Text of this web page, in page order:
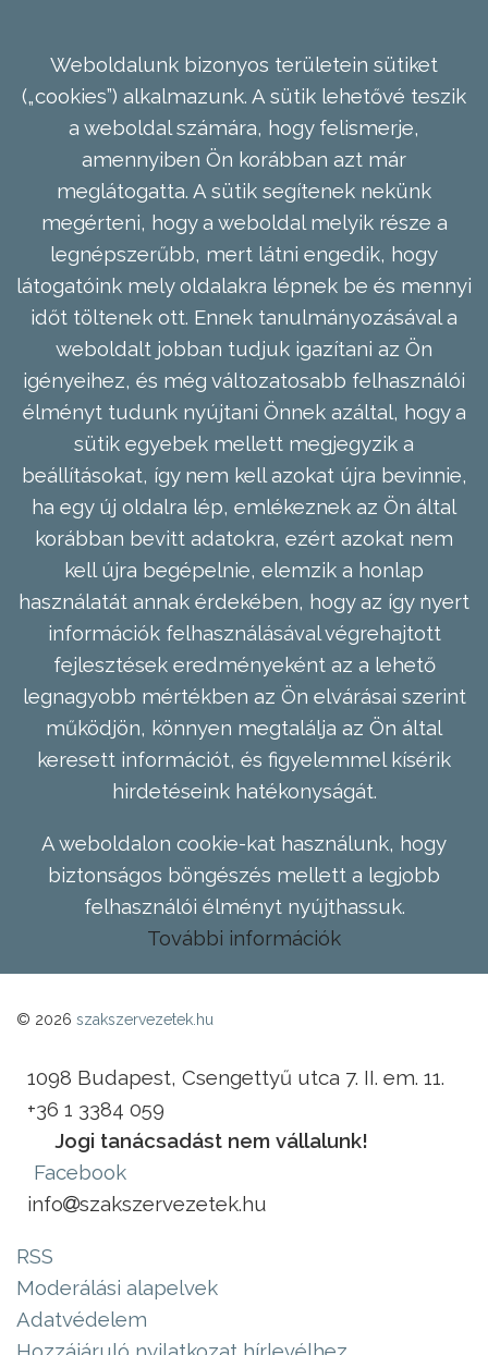
Weboldalunk bizonyos területein sütiket
(„cookies”) alkalmazunk. A sütik lehetővé teszik
a weboldal számára, hogy felismerje,
amennyiben Ön korábban azt már
meglátogatta. A sütik segítenek nekünk
megérteni, hogy a weboldal melyik része a
legnépszerűbb, mert látni engedik, hogy
látogatóink mely oldalakra lépnek be és mennyi
időt töltenek ott. Ennek tanulmányozásával a
weboldalt jobban tudjuk igazítani az Ön
igényeihez, és még változatosabb felhasználói
élményt tudunk nyújtani Önnek azáltal, hogy a
sütik egyebek mellett megjegyzik a
beállításokat, így nem kell azokat újra bevinnie,
ha egy új oldalra lép, emlékeznek az Ön által
korábban bevitt adatokra, ezért azokat nem
kell újra begépelnie, elemzik a honlap
használatát annak érdekében, hogy az így nyert
információk felhasználásával végrehajtott
fejlesztések eredményeként az a lehető
legnagyobb mértékben az Ön elvárásai szerint
működjön, könnyen megtalálja az Ön által
keresett információt, és figyelemmel kísérik
hirdetéseink hatékonyságát.
A weboldalon cookie-kat használunk, hogy
biztonságos böngészés mellett a legjobb
felhasználói élményt nyújthassuk.
További információk
© 2026 szakszervezetek.hu
1098 Budapest, Csengettyű utca 7. II. em. 11.
+36 1 3384 059
Jogi tanácsadást nem vállalunk!
Facebook
info
szakszervezetek.hu
RSS
Moderálási alapelvek
Adatvédelem